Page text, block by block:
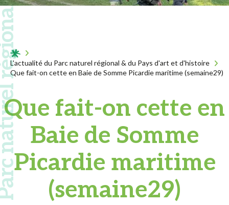
régional
Acceuil
L'actualité du Parc naturel régional & du Pays d'art et d'histoire
Que fait-on cette en Baie de Somme Picardie maritime (semaine29)
Que fait-on cette en
Baie de Somme
Picardie maritime
(semaine29)